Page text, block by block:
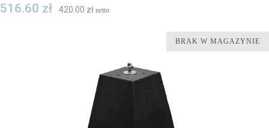
516.60 zł 420.00 zł netto
BRAK W MAGAZYNIE